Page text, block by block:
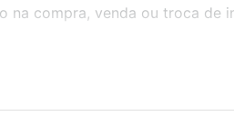
na compra, venda ou troca de
salão de festas ou área